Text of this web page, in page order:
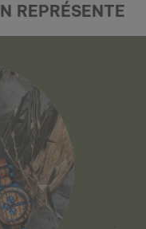
REPRÉSENTE